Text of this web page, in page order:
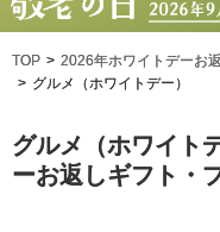
TOP
2026年ホワイトデーお
グルメ（ホワイトデー）
グルメ（ホワイト
ーお返しギフト・